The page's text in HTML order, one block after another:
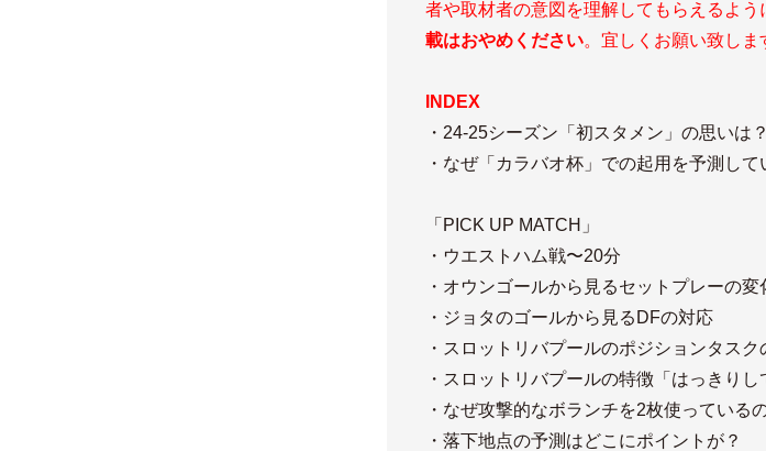
者や取材者の意図を理解してもらえるよう
載はおやめください。宜しくお願い致しま
INDEX
・24-25シーズン「初スタメン」の思いは？
・なぜ「カラバオ杯」での起用を予測して
「PICK UP MATCH」
・ウエストハム戦〜20分
・オウンゴールから見るセットプレーの変
・ジョタのゴールから見るDFの対応
・スロットリバプールのポジションタスク
・スロットリバプールの特徴「はっきりし
・なぜ攻撃的なボランチを2枚使っている
・落下地点の予測はどこにポイントが？